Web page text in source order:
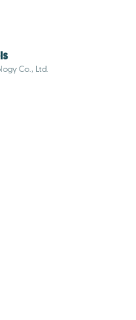
Co., Ltd.